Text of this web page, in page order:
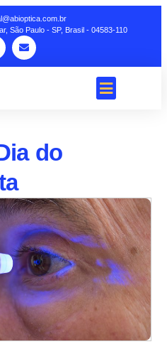
São Paulo - SP, Brasil - 04583-110
do